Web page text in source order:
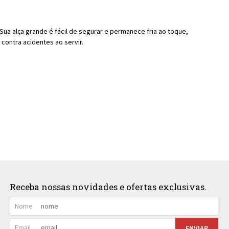
alça grande é fácil de segurar e permanece fria ao toque,
acidentes ao servir.
Receba nossas novidades e ofertas exclusivas.
Nome